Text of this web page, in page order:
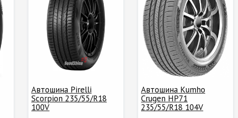
Автошина Pirelli
Scorpion 235/55/R18
100V
Автошина Kumho
Crugen HP71
235/55/R18 104V